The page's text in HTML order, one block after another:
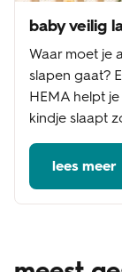
baby veilig
Waar moet je
slapen gaat?
HEMA helpt
kindje slaapt
lees meer